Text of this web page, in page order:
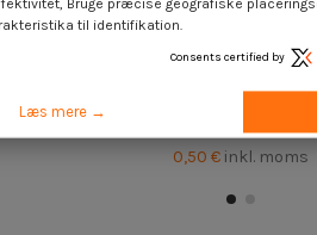
5X70
TEKOR skruer trØ og
T20 elforzinket
0,50 € inkl. moms
Bruge præcise geografiske
til identifikation.
Consents certified by
Læs mere →